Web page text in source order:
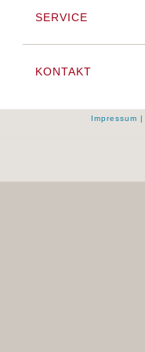
SERVICE
KONTAKT
Impressum |